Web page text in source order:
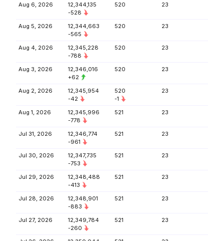
Aug 6, 2026
12,344,135
-528
520 23
Aug 5, 2026
12,344,663
-565
520 23
Aug 4, 2026
12,345,228
-788
520 23
Aug 3, 2026
12,346,016
+62
520 23
Aug 2, 2026
12,345,954
-42
520
-1
23
Aug 1, 2026
12,345,996
-778
521 23
Jul 31, 2026
12,346,774
-961
521 23
Jul 30, 2026
12,347,735
-753
521 23
Jul 29, 2026
12,348,488
-413
521 23
Jul 28, 2026
12,348,901
-883
521 23
Jul 27, 2026
12,349,784
-260
521 23